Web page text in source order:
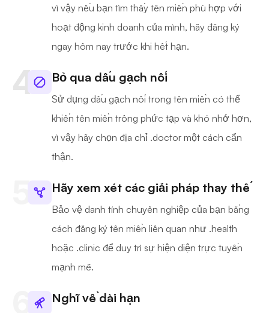
vì vậy nếu bạn tìm thấy tên miền phù hợp với
hoạt động kinh doanh của mình, hãy đăng ký
ngay hôm nay trước khi hết hạn.
Bỏ qua dấu gạch nối
Sử dụng dấu gạch nối trong tên miền có thể
khiến tên miền trông phức tạp và khó nhớ hơn,
vì vậy hãy chọn địa chỉ .doctor một cách cẩn
thận.
Hãy xem xét các giải pháp thay thế
Bảo vệ danh tính chuyên nghiệp của bạn bằng
cách đăng ký tên miền liên quan như .health
hoặc .clinic để duy trì sự hiện diện trực tuyến
mạnh mẽ.
Nghĩ về dài hạn